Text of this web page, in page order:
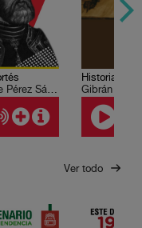
Luis Felipe Pérez Sánchez
Ver todo